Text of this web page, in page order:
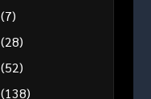
(7)
(28)
(52)
(138)